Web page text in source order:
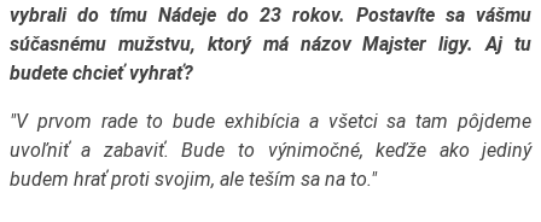
vybrali do tímu Nádeje do 23 rokov. Postavíte sa vášmu
súčasnému mužstvu, ktorý má názov Majster ligy. Aj tu
budete chcieť vyhrať?
"V prvom rade to bude exhibícia a všetci sa tam pôjdeme
uvoľniť a zabaviť. Bude to výnimočné, keďže ako jediný
budem hrať proti svojim, ale teším sa na to."